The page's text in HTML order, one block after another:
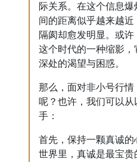
际关系。在这个信息
间的距离似乎越来越
隔阂却愈发明显。或
这个时代的一种缩影
深处的渴望与困惑。
那么，面对非小号行情
呢？也许，我们可以从
手：
首先，保持一颗真诚
世界里，真诚是最宝